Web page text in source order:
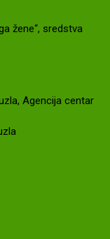
žene“, sredstva
Agencija centar